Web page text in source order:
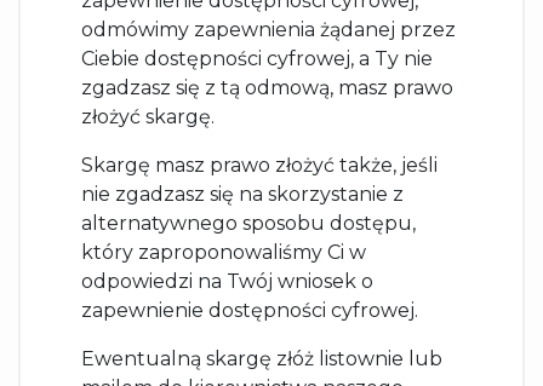
odmówimy zapewnienia żądanej przez
Ciebie dostępności cyfrowej, a Ty nie
zgadzasz się z tą odmową, masz prawo
złożyć skargę.
Skargę masz prawo złożyć także, jeśli
nie zgadzasz się na skorzystanie z
alternatywnego sposobu dostępu,
który zaproponowaliśmy Ci w
odpowiedzi na Twój wniosek o
zapewnienie dostępności cyfrowej.
Ewentualną skargę złóż listownie lub